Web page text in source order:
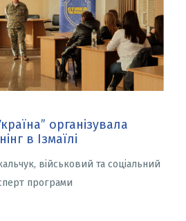
організувала
в Ізмаїлі
військовий та соціальний
програми